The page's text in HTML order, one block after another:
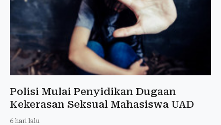
Polisi Mulai Penyidikan Dugaan
Kekerasan Seksual Mahasiswa UAD
6 hari lalu